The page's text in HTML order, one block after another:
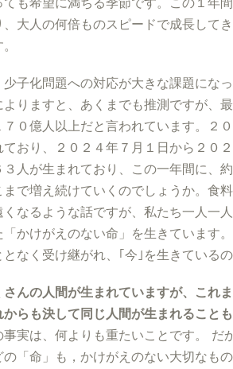
、大人の何倍ものスピードで成長して
子化問題への対応が大きな課題にな
よりますと、あくまでも推測ですが、
０億人以上だと言われています。２
ており、２０２４年７月１日から２０
人が生まれており、この一年間に、
で増え続けていくのでしょうか。食
くなるような話ですが、私たち一人一
かけがえのない命」を生きています
なく受け継がれ、｢今｣を生きているの
さんの人間が生まれていますが、これ
らも決して同じ人間が生まれることも
事実は、何よりも重たいことです。
の「命」も，かけがえのない大切なも